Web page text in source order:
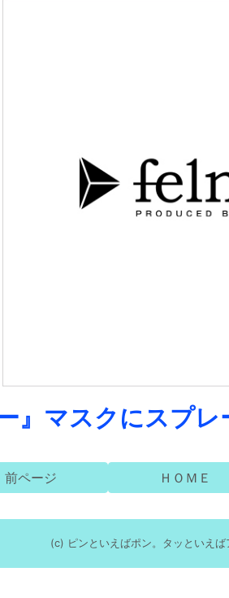
』マスクにスプ
前ページ ＨＯＭＥ
(c) ピンといえばポン。タッといえば